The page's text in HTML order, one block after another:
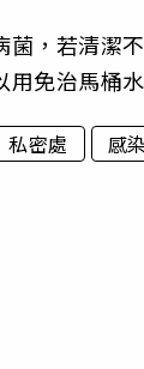
，若清潔
免治馬桶
私密處 感染